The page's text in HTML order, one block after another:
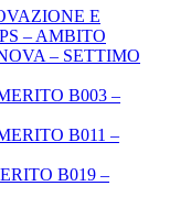
E
– AMBITO
– SETTIMO
B003 –
B011 –
B019 –